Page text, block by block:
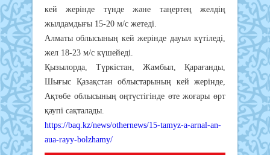
кей жерінде түнде және таңертең желдің
жылдамдығы 15-20 м/с жетеді.
Алматы облысының кей жерінде дауыл күтіледі,
жел 18-23 м/с күшейеді.
Қызылорда, Түркістан, Жамбыл, Қарағанды,
Шығыс Қазақстан облыстарының кей жерінде,
Ақтөбе облысының оңтүстігінде өте жоғары өрт
қаупі сақталады.
https://baq.kz/news/othernews/15-tamyz-a-arnal-an-
aua-rayy-bolzhamy/